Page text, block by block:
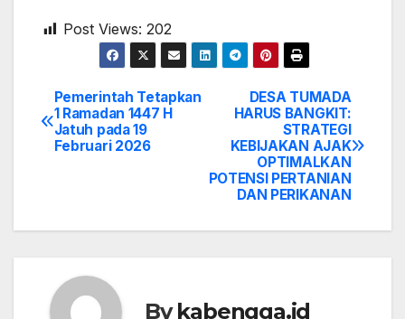
Post Views: 202
Post
navigation
DESA TUMADA
HARUS BANGKIT:
STRATEGI
KEBIJAKAN AJAK
OPTIMALKAN
POTENSI PERTANIAN
DAN PERIKANAN
Pemerintah Tetapkan
1 Ramadan 1447 H
Jatuh pada 19
Februari 2026
Bykabengga.id